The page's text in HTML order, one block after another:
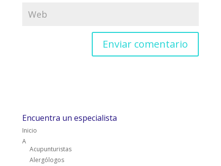
Encuentra un especialista
Inicio
A
Acupunturistas
Alergólogos